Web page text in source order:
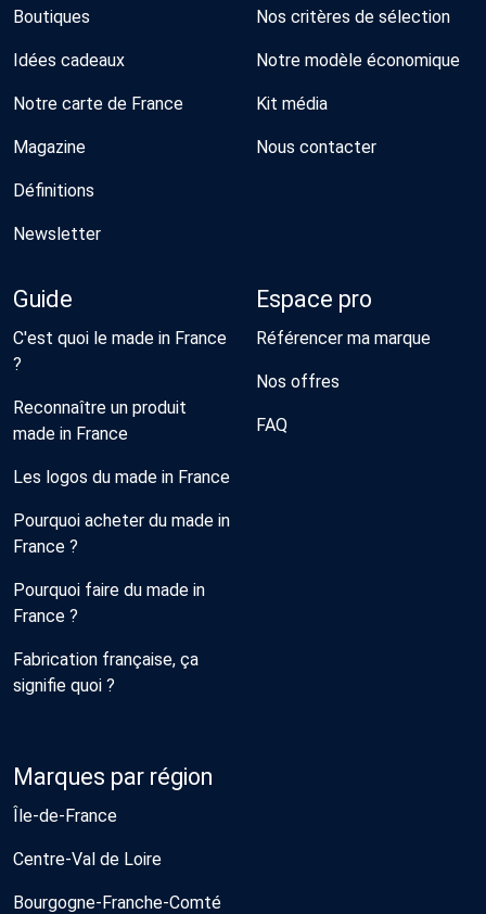
Boutiques
Idées cadeaux
Notre carte de France
Magazine
Définitions
Newsletter
Nos critères de sélection
Notre modèle économique
Kit média
Nous contacter
Guide
C'est quoi le made in France
?
Reconnaître un produit
made in France
Les logos du made in France
Pourquoi acheter du made in
France ?
Pourquoi faire du made in
France ?
Fabrication française, ça
signifie quoi ?
Espace pro
Référencer ma marque
Nos offres
FAQ
Marques par région
Île-de-France
Centre-Val de Loire
Bourgogne-Franche-Comté